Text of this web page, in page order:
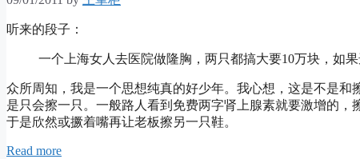
听来的段子：
一个上海女人去医院做隆胸，两只都搞大要10万块，如
众所周知，我是一个思想纯真的好少年。我心想，这是不是
是只会擦一只。一般路人看到免费两字肾上腺素就要激增的
于是欣然或撅着嘴再让老板擦另一只鞋。
Read more